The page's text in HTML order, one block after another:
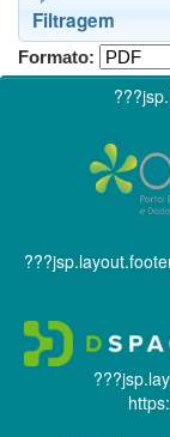
Filtragem
Formato: